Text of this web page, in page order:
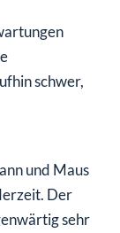
schwer,
und Maus
Der
sehr